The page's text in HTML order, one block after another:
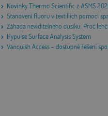
Novinky Thermo Scientific z ASMS
Stanovení fluoru v textiliích pomocí
Záhada neviditelného dusíku: Proč
Hypulse Surface Analysis System
Vanquish Access – dostupné řešení